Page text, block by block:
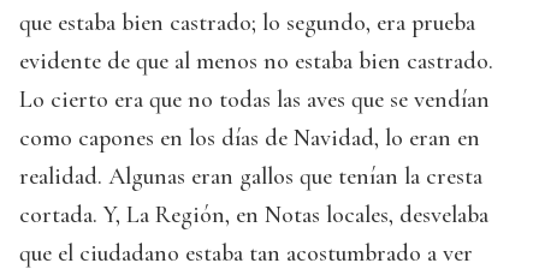
que estaba bien castrado; lo segundo, era prueba
evidente de que al menos no estaba bien castrado.
Lo cierto era que no todas las aves que se vendían
como capones en los días de Navidad, lo eran en
realidad. Algunas eran gallos que tenían la cresta
cortada. Y, La Región, en Notas locales, desvelaba
que el ciudadano estaba tan acostumbrado a ver